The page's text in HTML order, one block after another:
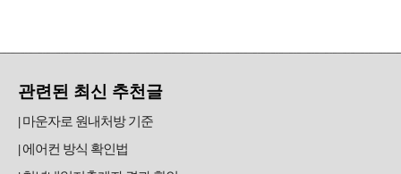
관련된 최신 추천글
마운자로 원내처방 기준
에어컨 방식 확인법